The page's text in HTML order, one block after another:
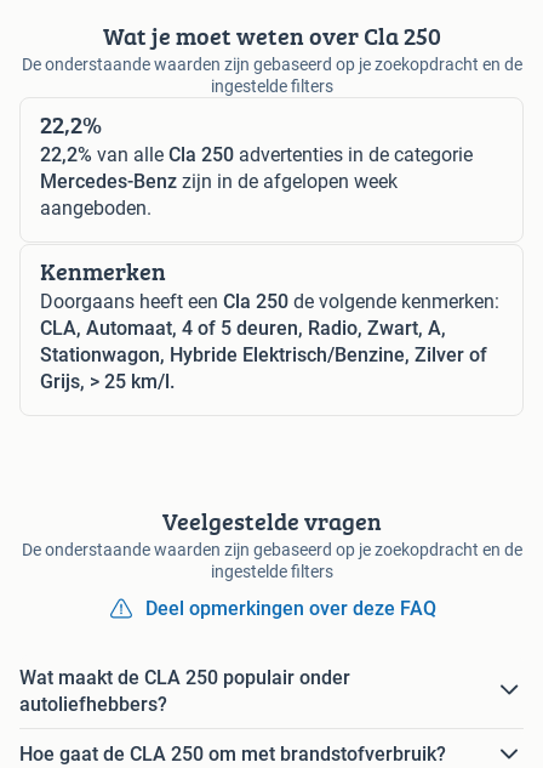
Wat je moet weten over Cla 250
De onderstaande waarden zijn gebaseerd op je zoekopdracht en de
ingestelde filters
22,2%
22,2% van alle Cla 250 advertenties in de categorie
Mercedes-Benz zijn in de afgelopen week
aangeboden.
Kenmerken
Doorgaans heeft een Cla 250 de volgende kenmerken:
CLA, Automaat, 4 of 5 deuren, Radio, Zwart, A,
Stationwagon, Hybride Elektrisch/Benzine, Zilver of
Grijs, > 25 km/l.
Veelgestelde vragen
De onderstaande waarden zijn gebaseerd op je zoekopdracht en de
ingestelde filters
Deel opmerkingen over deze FAQ
Wat maakt de CLA 250 populair onder
autoliefhebbers?
Hoe gaat de CLA 250 om met brandstofverbruik?